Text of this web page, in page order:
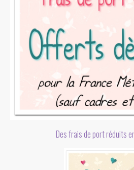
Des frais de port réduits